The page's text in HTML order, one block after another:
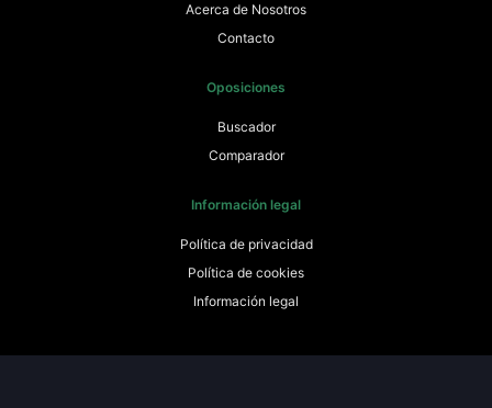
Acerca de Nosotros
Contacto
Oposiciones
Buscador
Comparador
Información legal
Política de privacidad
Política de cookies
Información legal